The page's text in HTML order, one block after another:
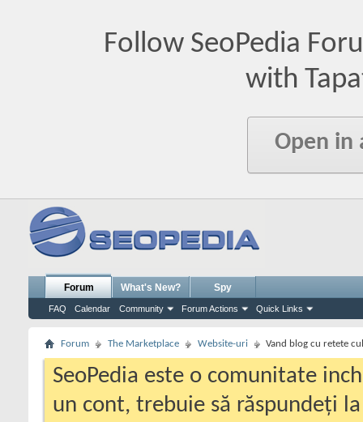
Follow SeoPedia
with
Open in
Forum
FAQ Calendar Community Forum Actions Quick Links
What's New? Spy
Forum The Marketplace Website-uri Vand blog cu retete
SeoPedia este o comunitate
un cont, trebuie să răspundeți